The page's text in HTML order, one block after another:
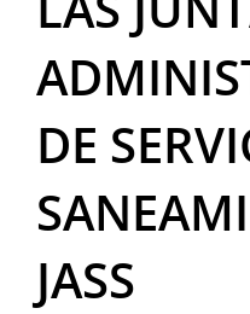
DE
JASS